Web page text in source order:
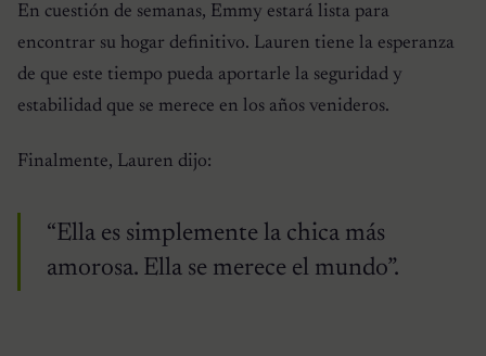
En cuestión de semanas, Emmy estará lista para
encontrar su hogar definitivo. Lauren tiene la esperanza
de que este tiempo pueda aportarle la seguridad y
estabilidad que se merece en los años venideros.
Finalmente, Lauren dijo:
“Ella es simplemente la chica más
amorosa. Ella se merece el mundo”.